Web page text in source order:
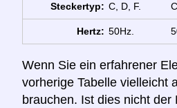
Steckertyp: C, D, F.
Hertz: 50Hz.
Wenn Sie ein erfahrener
vorherige Tabelle vielleicht
brauchen. Ist dies nicht der